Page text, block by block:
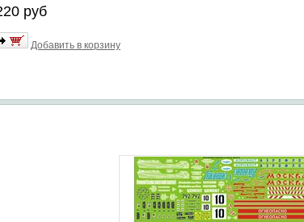
руб
Добавить в корзину